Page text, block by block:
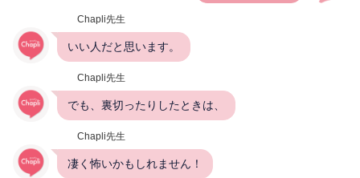
Chapli先生
いい人だと思います。
Chapli先生
でも、裏切ったりしたときは、
Chapli先生
凄く怖いかもしれません！